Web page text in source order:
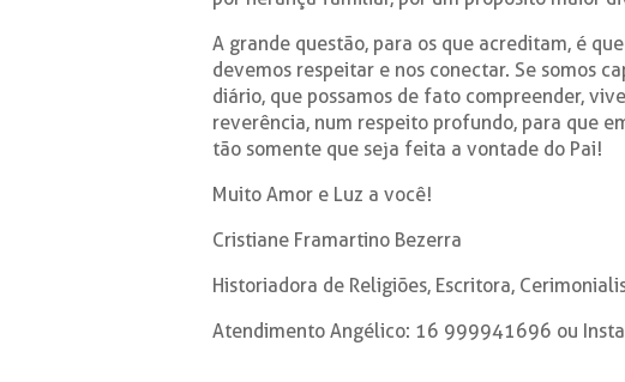
A grande questão, para os que acreditam, é
devemos respeitar e nos conectar. Se somos
diário, que possamos de fato compreender,
reverência, num respeito profundo, para que
tão somente que seja feita a vontade do Pai!
Muito Amor e Luz a você!
Cristiane Framartino Bezerra
Historiadora de Religiões, Escritora,
Atendimento Angélico: 16 999941696 ou